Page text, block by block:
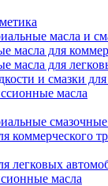
масла и
масла для
масла для
и смазки для
масла
коммерческого
легковых
масла